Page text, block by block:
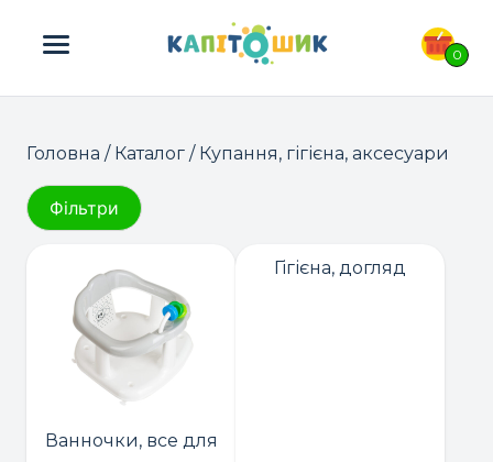
0
ПОШУК ТОВАРІВ:
Головна / Каталог / Купання, гігієна, аксесуари
Фільтри
Ванночки, все для
Гігієна, догляд